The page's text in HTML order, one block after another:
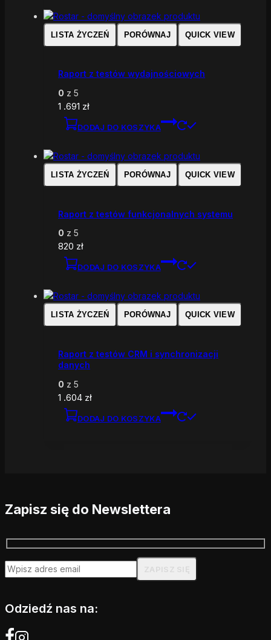
LISTA ŻYCZEŃ PORÓWNAJ QUICK VIEW
Raport z testów wydajnościowych
0 z 5
1 .691 zł
DODAJ DO KOSZYKA
LISTA ŻYCZEŃ PORÓWNAJ QUICK VIEW
Raport z testów funkcjonalnych systemu
0 z 5
820 zł
DODAJ DO KOSZYKA
LISTA ŻYCZEŃ PORÓWNAJ QUICK VIEW
Raport z testów CRM i synchronizacji
danych
0 z 5
1 .604 zł
DODAJ DO KOSZYKA
Zapisz się do Newslettera
Odziedź nas na: